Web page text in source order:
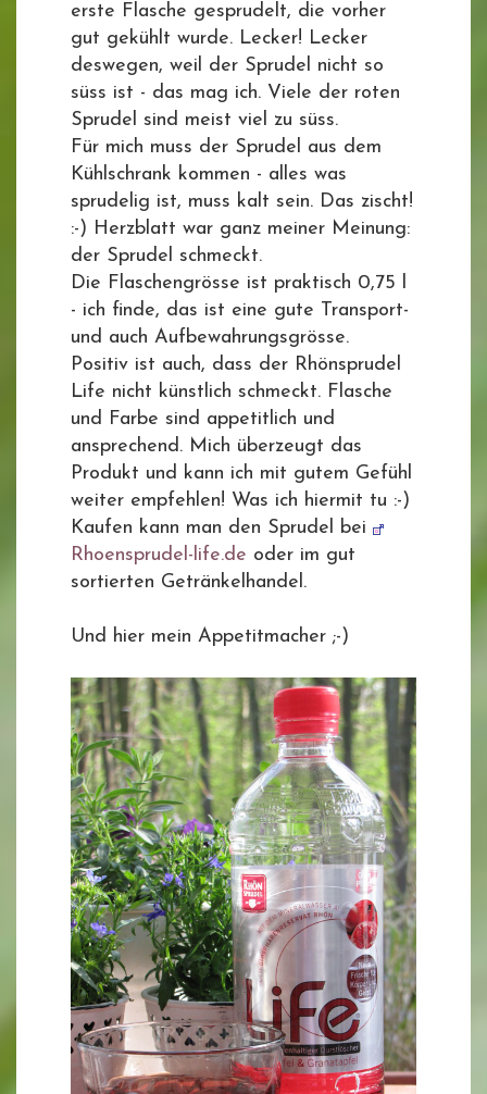
erste Flasche gesprudelt, die vorher
gut gekühlt wurde. Lecker! Lecker
deswegen, weil der Sprudel nicht so
süss ist - das mag ich. Viele der roten
Sprudel sind meist viel zu süss.
Für mich muss der Sprudel aus dem
Kühlschrank kommen - alles was
sprudelig ist, muss kalt sein. Das zischt!
:-) Herzblatt war ganz meiner Meinung:
der Sprudel schmeckt.
Die Flaschengrösse ist praktisch 0,75 l
- ich finde, das ist eine gute Transport-
und auch Aufbewahrungsgrösse.
Positiv ist auch, dass der Rhönsprudel
Life nicht künstlich schmeckt. Flasche
und Farbe sind appetitlich und
ansprechend. Mich überzeugt das
Produkt und kann ich mit gutem Gefühl
weiter empfehlen! Was ich hiermit tu :-)
Kaufen kann man den Sprudel bei
Rhoensprudel-life.de oder im gut
sortierten Getränkelhandel.
Und hier mein Appetitmacher ;-)